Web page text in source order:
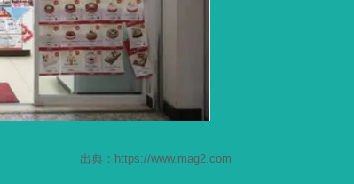
出典：https://www.mag2.com